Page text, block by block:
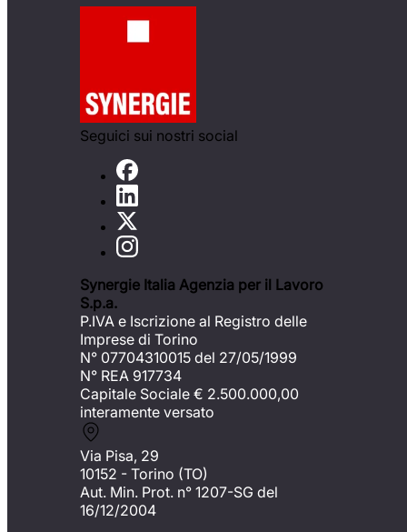
Seguici sui nostri social
Synergie Italia Agenzia per il Lavoro
S.p.a.
P.IVA e Iscrizione al Registro delle
Imprese di Torino
N° 07704310015 del 27/05/1999
N° REA 917734
Capitale Sociale € 2.500.000,00
interamente versato
Via Pisa, 29
10152 - Torino (TO)
Aut. Min. Prot. n° 1207-SG del
16/12/2004